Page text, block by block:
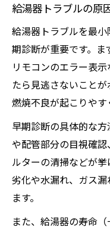
給湯器トラブルの原
給湯器トラブルを最
期診断が重要です。ま
リモコンのエラー表
たら見逃さないこと
燃焼不良が起こりやす
早期診断の具体的な
や配管部分の目視確
ルターの清掃などが
劣化や水漏れ、ガス
ます。
また、給湯器の寿命